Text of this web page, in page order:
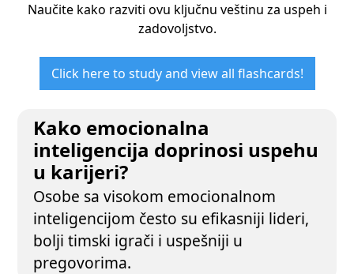
Naučite kako razviti ovu ključnu veštinu za uspeh i
zadovoljstvo.
Click here to study and view all flashcards!
Kako emocionalna
inteligencija doprinosi uspehu
u karijeri?
Osobe sa visokom emocionalnom
inteligencijom često su efikasniji lideri,
bolji timski igrači i uspešniji u
pregovorima.